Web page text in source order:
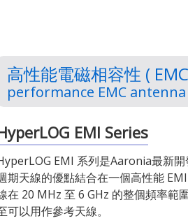
高性能電磁相容性 (
performance EMC antenna
EMI Series
EMI 系列是Aaronia最新
期天線的優點結合在一個高性能
在 20 MHz 至 6 GHz 的整個頻率範
可以用作參考天線。